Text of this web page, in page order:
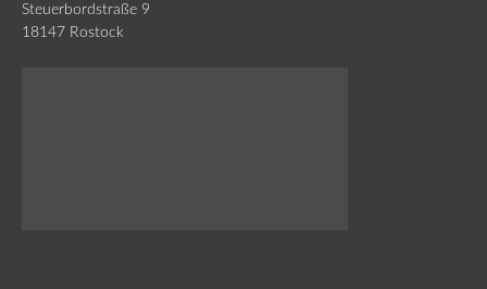
Steuerbordstraße 9
18147 Rostock